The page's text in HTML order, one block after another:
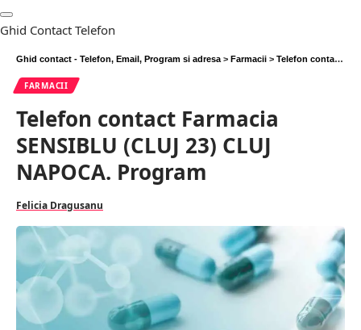
Ghid Contact Telefon
Ghid contact - Telefon, Email, Program si adresa > Farmacii > Telefon contact Farmacia SENSIBLU (CLUJ 23) CLUJ NAPOCA. Program
FARMACII
Telefon contact Farmacia
SENSIBLU (CLUJ 23) CLUJ
NAPOCA. Program
Felicia Dragusanu